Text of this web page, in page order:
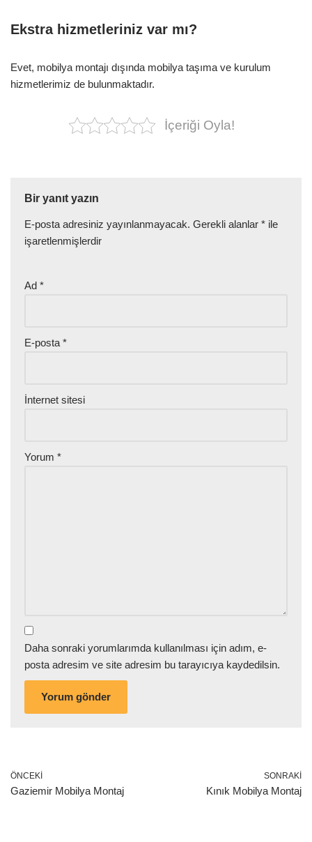
Ekstra hizmetleriniz var mı?
Evet, mobilya montajı dışında mobilya taşıma ve kurulum
hizmetlerimiz de bulunmaktadır.
İçeriği Oyla!
Bir yanıt yazın
E-posta adresiniz yayınlanmayacak. Gerekli alanlar * ile
işaretlenmişlerdir
Ad *
E-posta *
İnternet sitesi
Yorum *
Daha sonraki yorumlarımda kullanılması için adım, e-
posta adresim ve site adresim bu tarayıcıya kaydedilsin.
ÖNCEKI
Gaziemir Mobilya Montaj
SONRAKI
Kınık Mobilya Montaj